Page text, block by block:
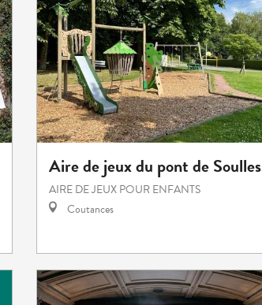
Aire de jeux du pont de Soulles
AIRE DE JEUX POUR ENFANTS
Coutances